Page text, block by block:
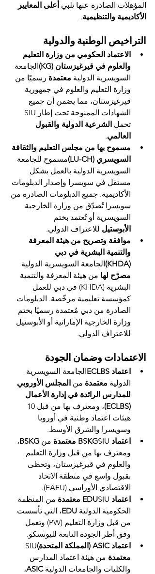
المؤهلات الصادرة عنها تلبي أعلى المعايير
الأكاديمية والتنظيمية.
التراخيص الوطنية والدولية
الاعتماد الحكومي من وزارة التعليم
والعلوم في قيرغيزستان (KG)
الجامعة
السويسرية الدولية معتمدة رسميًا من
وزارة التعليم والعلوم في جمهورية
قيرغيزستان، مما يضمن أن جميع
تحمل الشرعية الدولية والقبول
العالمي.
مسموح بها من مجلس التعليم والثقافة
السويسري (LU-CH)
مسموح للجامعة
السويسرية الدولية بالعمل بشكل
مستقل في سويسرا وإصدار الدبلومات
الأكاديمية. جميع الدبلومات الصادرة من
سويسرا تُصدّق من وزارة الخارجية
السويسرية أو تُعتمد بختم
الأبوستيل للاعتراف الدولي.
موافقة وتصريح من هيئة المعرفة
والتنمية البشرية في دبي
(KHDA)
الجامعة السويسرية الدولية
مصرّح لها من هيئة المعرفة والتنمية
البشرية (KHDA) في دبي للعمل
كمؤسسة تعليمية مرخّصة. الدبلومات
الصادرة من دبي مُعتمدة رسميًا بختم
وزارة الخارجية الإماراتية أو الأبوستيل
للاعتراف الدولي.
الاعتمادات وضمان الجودة
اعتماد ECLBS
الجامعة السويسرية
الدولية معتمدة من المجلس الأوروبي
للمدارس الرائدة في إدارة الأعمال
(ECLBS)
هيئات اعتماد وطنية في أوروبا
وسويسرا والشرق الأوسط.
اعتماد BSKG SIU معتمدة من BSKG،
ومعترف بها من قبل وزارة التعليم
والعلوم في قيرغيزستان، وتحظى
بقبول واسع في منطقة الاتحاد
الاقتصادي الأوراسي (EAEU).
اعتماد EDU SIU معتمدة من المنظمة
الحكومية الدولية EDU، التي تأسست
من قبل وزارة التعليم (PW) وتعمل
وفق أطر الجودة التابعة لليونسكو.
اعتماد ASIC (المملكة المتحدة)
SIU
معتمدة من هيئة اعتماد المدارس
والكليات والجامعات الدولية ASIC،